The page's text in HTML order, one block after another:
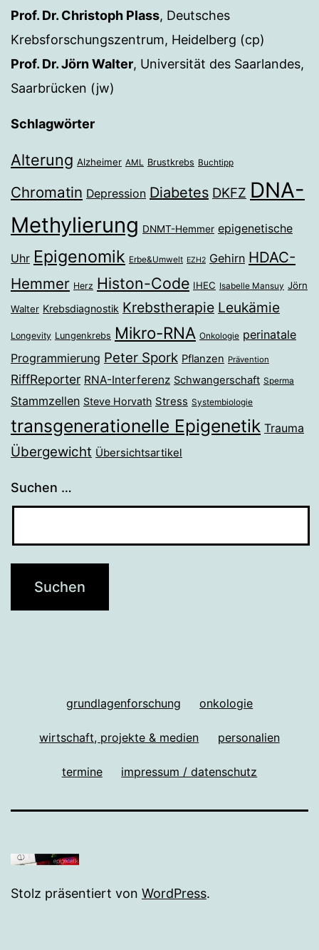
Prof. Dr. Christoph Plass, Deutsches
Krebsforschungszentrum, Heidelberg (cp)
Prof. Dr. Jörn Walter, Universität des Saarlandes,
Saarbrücken (jw)
Schlagwörter
Alterung Alzheimer AML Brustkrebs Buchtipp
Chromatin Depression Diabetes DKFZ DNA-
Methylierung DNMT-Hemmer epigenetische
Uhr Epigenomik Erbe&Umwelt EZH2 Gehirn HDAC-
Hemmer Herz Histon-Code IHEC Isabelle Mansuy Jörn
Walter Krebsdiagnostik Krebstherapie Leukämie
Longevity Lungenkrebs Mikro-RNA Onkologie perinatale
Programmierung Peter Spork Pflanzen Prävention
RiffReporter RNA-Interferenz Schwangerschaft Sperma
Stammzellen Steve Horvath Stress Systembiologie
transgenerationelle Epigenetik Trauma
Übergewicht Übersichtsartikel
Suchen …
grundlagenforschung onkologie
wirtschaft, projekte & medien personalien
termine impressum / datenschutz
Stolz präsentiert von WordPress.